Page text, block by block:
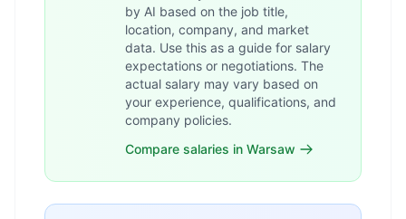
by AI based on the job title,
location, company, and market
data. Use this as a guide for salary
expectations or negotiations. The
actual salary may vary based on
your experience, qualifications, and
company policies.
Compare salaries in Warsaw